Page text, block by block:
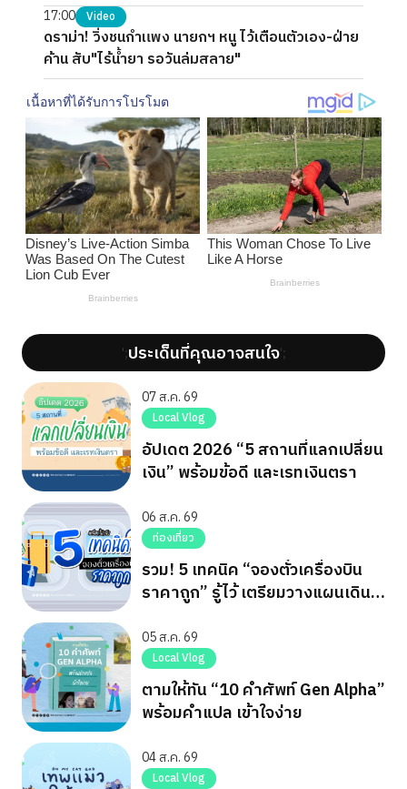
17:00 Video
ดราม่า! วิ่งชนกำแพง นายกฯ หนู ไว้เตือนตัวเอง-ฝ่าย
ค้าน สับ"ไร้น้ำยา รอวันล่มสลาย"
';ประเด็นที่คุณอาจสนใจ';
07 ส.ค. 69
Local Vlog
อัปเดต 2026 “5 สถานที่แลกเปลี่ยน
เงิน” พร้อมข้อดี และเรทเงินตรา
06 ส.ค. 69
ท่องเที่ยว
รวม! 5 เทคนิค “จองตั๋วเครื่องบิน
ราคาถูก” รู้ไว้ เตรียมวางแผนเดิน
05 ส.ค. 69
Local Vlog
ตามให้ทัน “10 คำศัพท์ Gen Alpha”
พร้อมคำแปล เข้าใจง่าย
04 ส.ค. 69
Local Vlog